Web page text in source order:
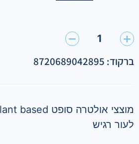
1
ברקוד: 8720689042895
לעור רגיש